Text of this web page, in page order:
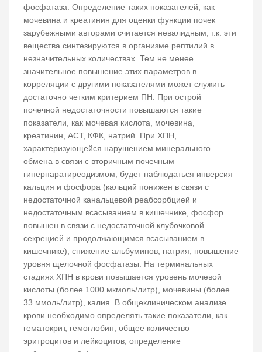
фосфатаза. Определение таких показателей, как
мочевина и креатинин для оценки функции почек
зарубежными авторами считается невалидным, т.к. эти
вещества синтезируются в организме рептилий в
незначительных количествах. Тем не менее
значительное повышение этих параметров в
корреляции с другими показателями может служить
достаточно четким критерием ПН. При острой
почечной недостаточности повышаются такие
показатели, как мочевая кислота, мочевина,
креатинин, АСТ, КФК, натрий. При ХПН,
характеризующейся нарушением минерального
обмена в связи с вторичным почечным
гиперпаратиреодизмом, будет наблюдаться инверсия
кальция и фосфора (кальций понижен в связи с
недостаточной канальцевой реабсорбцией и
недостаточным всасыванием в кишечнике, фосфор
повышен в связи с недостаточной клубочковой
секрецией и продолжающимся всасыванием в
кишечнике), снижение альбуминов, натрия, повышение
уровня щелочной фосфатазы. На терминальных
стадиях ХПН в крови повышается уровень мочевой
кислоты (более 1000 мкмоль/литр), мочевины (более
33 ммоль/литр), калия. В общеклиническом анализе
крови необходимо определять такие показатели, как
гематокрит, гемоглобин, общее количество
эритроцитов и лейкоцитов, определение